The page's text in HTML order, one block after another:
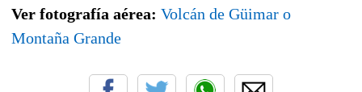
Ver fotografía aérea: Volcán de Güimar o
Montaña Grande